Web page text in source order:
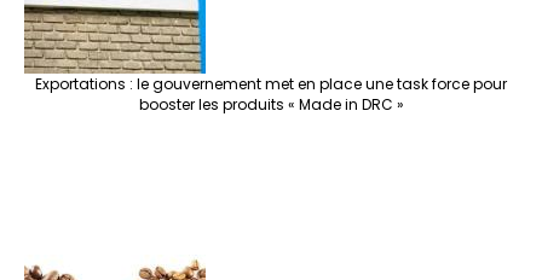
Exportations : le gouvernement met en place une task force pour
booster les produits « Made in DRC »